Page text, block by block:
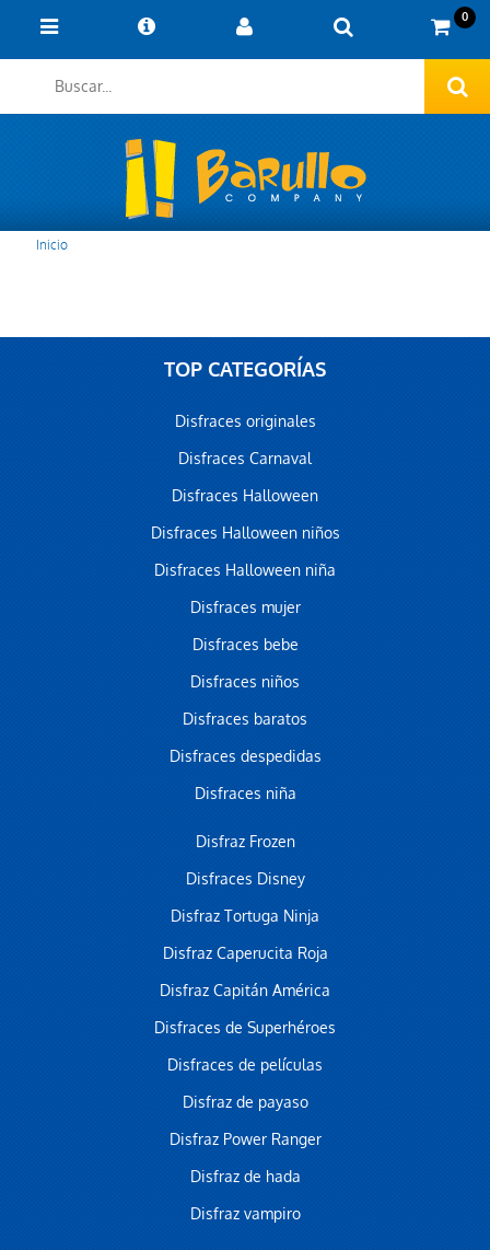
0
Inicio
TOP CATEGORÍAS
Disfraces originales
Disfraces Carnaval
Disfraces Halloween
Disfraces Halloween niños
Disfraces Halloween niña
Disfraces mujer
Disfraces bebe
Disfraces niños
Disfraces baratos
Disfraces despedidas
Disfraces niña
Disfraz Frozen
Disfraces Disney
Disfraz Tortuga Ninja
Disfraz Caperucita Roja
Disfraz Capitán América
Disfraces de Superhéroes
Disfraces de películas
Disfraz de payaso
Disfraz Power Ranger
Disfraz de hada
Disfraz vampiro